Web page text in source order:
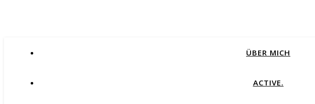
ÜBER MICH
ACTIVE.